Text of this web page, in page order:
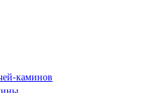
каминов